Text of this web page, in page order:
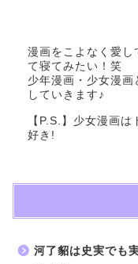
漫画をこよなく愛
て寝てみたい！笑
少年漫画・少女漫
していきます♪
【P.S.】少女漫画
好き!
河了貂は史実でも